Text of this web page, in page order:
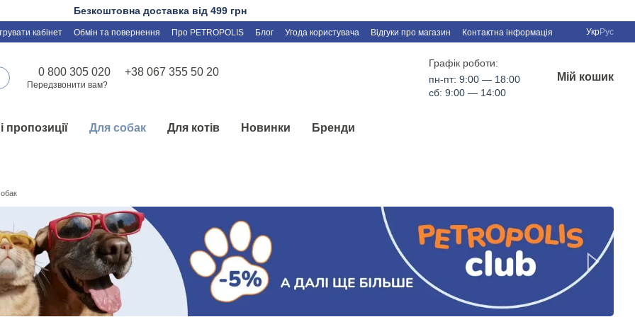
Безкоштовна доставка від 499 грн
кабінет Обмін та повернення Про PETROPOLIS Блог Угода користувача Відгуки про магазин Контактна інформація УкрРус
0 800 305 020 +38 067 355 50 20
Передзвонити вам?
Графік роботи:
пн-пт: 9:00 — 18:00
сб: 9:00 — 14:00
Мій кошик
пропозиції Для собак Для котів Новинки Бренди